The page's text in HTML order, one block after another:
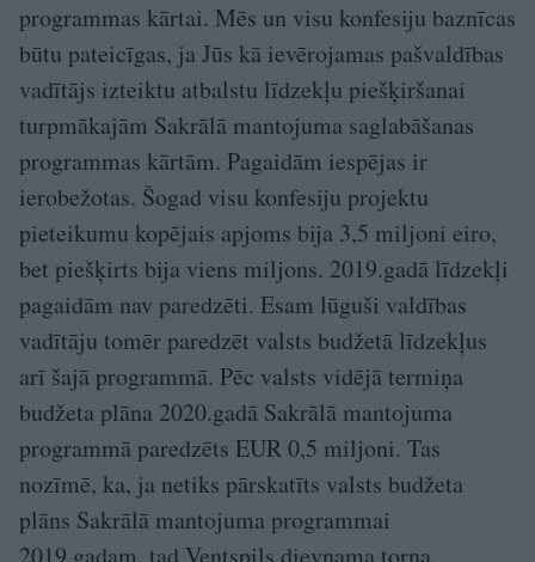
programmas kārtai. Mēs un visu konfesiju baznīcas
būtu pateicīgas, ja Jūs kā ievērojamas pašvaldības
vadītājs izteiktu atbalstu līdzekļu piešķiršanai
turpmākajām Sakrālā mantojuma saglabāšanas
programmas kārtām. Pagaidām iespējas ir
ierobežotas. Šogad visu konfesiju projektu
pieteikumu kopējais apjoms bija 3,5 miljoni eiro,
bet piešķirts bija viens miljons. 2019.gadā līdzekļi
pagaidām nav paredzēti. Esam lūguši valdības
vadītāju tomēr paredzēt valsts budžetā līdzekļus
arī šajā programmā. Pēc valsts vidējā termiņa
budžeta plāna 2020.gadā Sakrālā mantojuma
programmā paredzēts EUR 0,5 miljoni. Tas
nozīmē, ka, ja netiks pārskatīts valsts budžeta
plāns Sakrālā mantojuma programmai